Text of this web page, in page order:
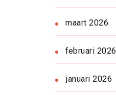
maart 2026
februari 2026
januari 2026